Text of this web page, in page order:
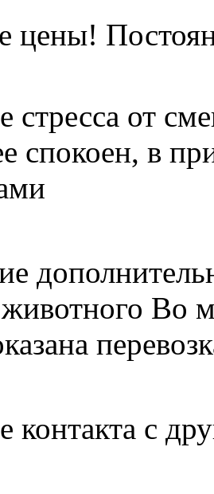
цены!
стресса от
спокоен, в
Во
контакта с